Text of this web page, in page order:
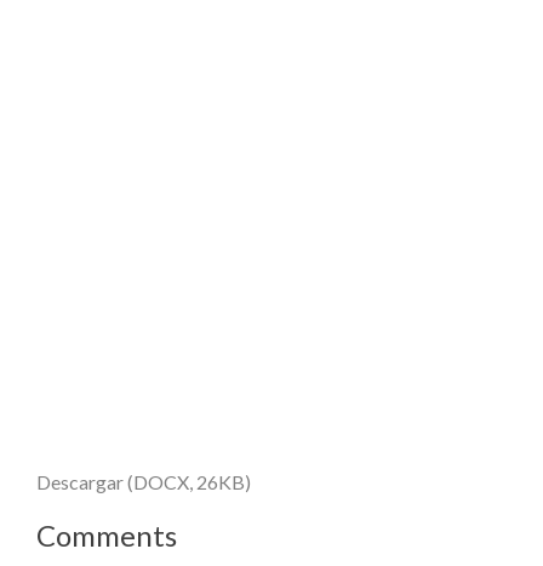
Descargar (DOCX, 26KB)
Comments